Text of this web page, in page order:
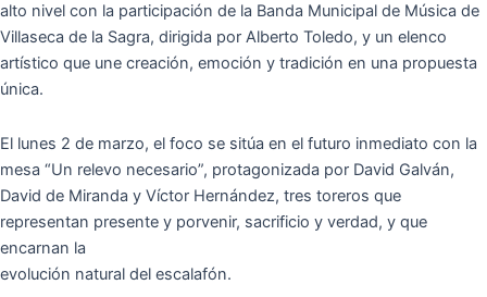
alto nivel con la participación de la Banda Municipal de Música de
Villaseca de la Sagra, dirigida por Alberto Toledo, y un elenco
artístico que une creación, emoción y tradición en una propuesta
única.
El lunes 2 de marzo, el foco se sitúa en el futuro inmediato con la
mesa “Un relevo necesario”, protagonizada por David Galván,
David de Miranda y Víctor Hernández, tres toreros que
representan presente y porvenir, sacrificio y verdad, y que
encarnan la
evolución natural del escalafón.